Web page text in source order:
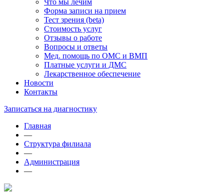
Что мы лечим
Форма записи на прием
Тест зрения (beta)
Стоимость услуг
Отзывы о работе
Вопросы и ответы
Мед. помощь по ОМС и ВМП
Платные услуги и ДМС
Лекарственное обеспечение
Новости
Контакты
Записаться на диагностику
Главная
—
Структура филиала
—
Администрация
—